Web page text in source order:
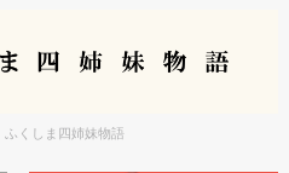
ふくしま四姉妹物語